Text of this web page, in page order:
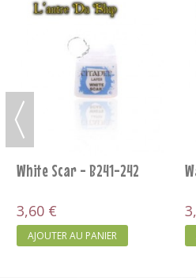
White Scar - B241-242
3,60 €
AJOUTER AU PANIER